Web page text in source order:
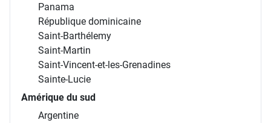
Panama
République dominicaine
Saint-Barthélemy
Saint-Martin
Saint-Vincent-et-les-Grenadines
Sainte-Lucie
Amérique du sud
Argentine